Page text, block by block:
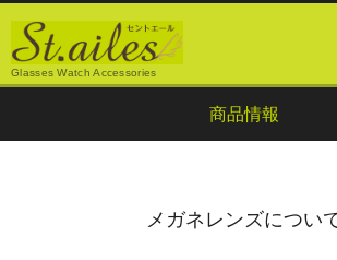
Glasses Watch Accessories
商品情報
メガネレンズについ